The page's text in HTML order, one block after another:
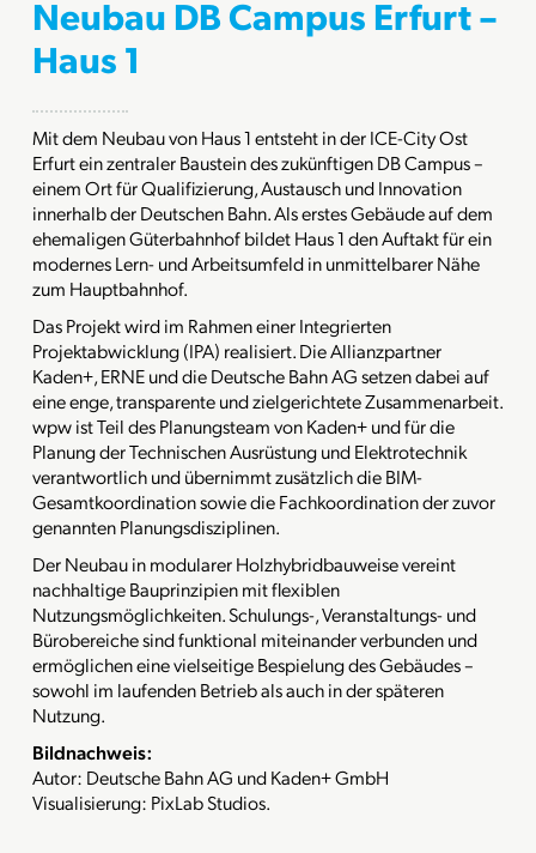
Neubau DB Campus Erfurt –
Haus 1
Mit dem Neubau von Haus 1 entsteht in der ICE-City Ost
Erfurt ein zentraler Baustein des zukünftigen DB Campus –
einem Ort für Qualifizierung, Austausch und Innovation
innerhalb der Deutschen Bahn. Als erstes Gebäude auf dem
ehemaligen Güterbahnhof bildet Haus 1 den Auftakt für ein
modernes Lern- und Arbeitsumfeld in unmittelbarer Nähe
zum Hauptbahnhof.
Das Projekt wird im Rahmen einer Integrierten
Projektabwicklung (IPA) realisiert. Die Allianzpartner
Kaden+, ERNE und die Deutsche Bahn AG setzen dabei auf
eine enge, transparente und zielgerichtete Zusammenarbeit.
wpw ist Teil des Planungsteam von Kaden+ und für die
Planung der Technischen Ausrüstung und Elektrotechnik
verantwortlich und übernimmt zusätzlich die BIM-
Gesamtkoordination sowie die Fachkoordination der zuvor
genannten Planungsdisziplinen.
Der Neubau in modularer Holzhybridbauweise vereint
nachhaltige Bauprinzipien mit flexiblen
Nutzungsmöglichkeiten. Schulungs-, Veranstaltungs- und
Bürobereiche sind funktional miteinander verbunden und
ermöglichen eine vielseitige Bespielung des Gebäudes –
sowohl im laufenden Betrieb als auch in der späteren
Nutzung.
Bildnachweis:
Autor: Deutsche Bahn AG und Kaden+ GmbH
Visualisierung: PixLab Studios.